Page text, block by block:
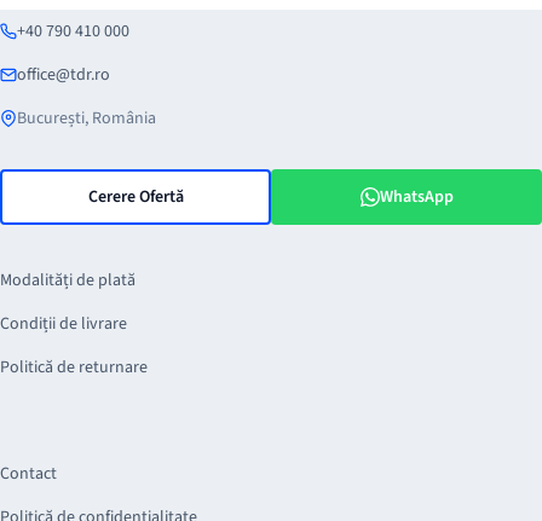
+40 790 410 000
office@tdr.ro
București, România
Cerere Ofertă WhatsApp
Modalități de plată
Condiții de livrare
Politică de returnare
Contact